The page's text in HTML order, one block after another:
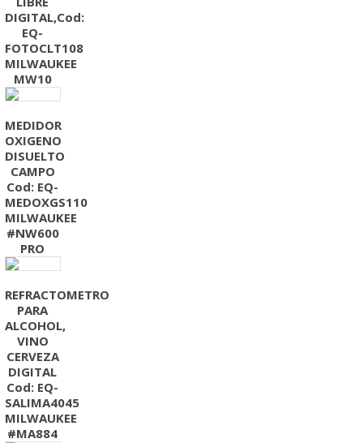
DIGITAL,Cod:
EQ-
FOTOCLT108
MILWAUKEE
MW10
MEDIDOR
OXIGENO
DISUELTO
CAMPO
Cod: EQ-
MEDOXGS110
MILWAUKEE
#NW600
PRO
REFRACTOMETRO
PARA
ALCOHOL,
VINO
CERVEZA
DIGITAL
Cod: EQ-
SALIMA4045
MILWAUKEE
#MA884